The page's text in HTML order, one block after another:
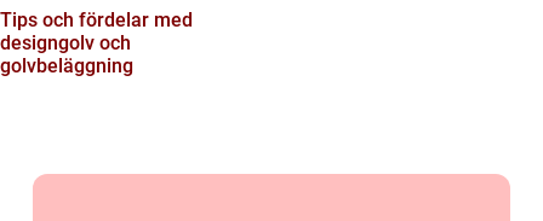
Tips och fördelar med
designgolv och
golvbeläggning